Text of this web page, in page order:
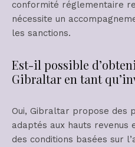
conformité réglementaire
nécessite un
les sanctions.
Est-il possible
Gibraltar en tant
Oui, Gibraltar propose des
adaptés aux hauts revenus
des conditions basées sur